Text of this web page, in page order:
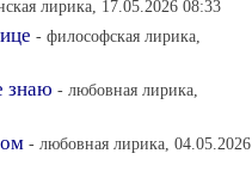
лирика, 17.05.2026 08:33
- философская лирика,
знаю - любовная лирика,
- любовная лирика, 04.05.2026